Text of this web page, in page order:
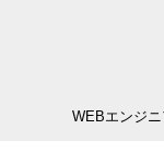
WEBエンジ